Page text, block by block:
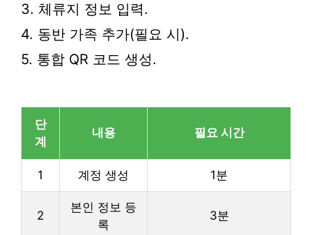
3. 체류지 정보 입력.
4. 동반 가족 추가(필요 시).
5. 통합 QR 코드 생성.
단
계
내용 필요 시간
1 계정 생성 1분
2
본인 정보 등
록
3분